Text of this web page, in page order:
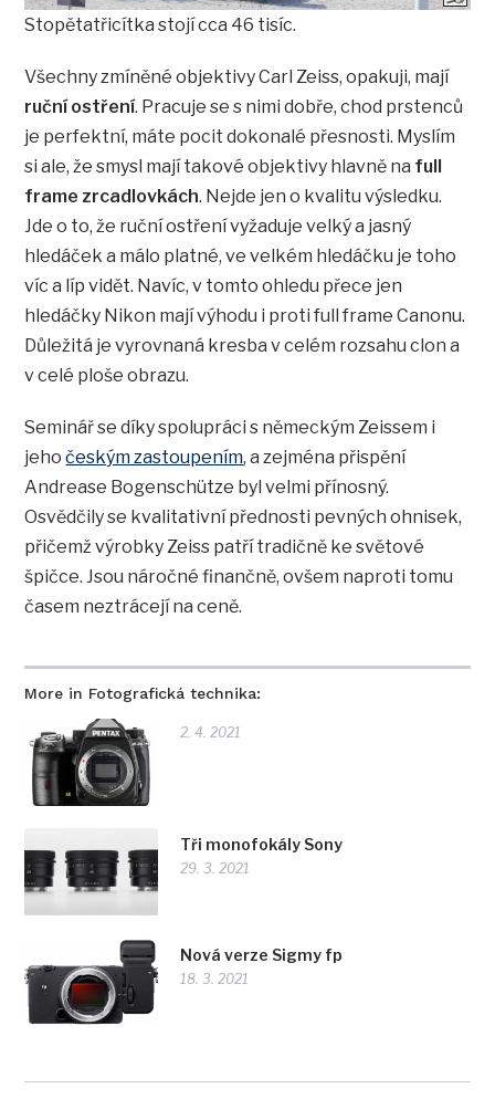
More in Fotografická technika:
2. 4. 2021
Tři monofokály Sony
29. 3. 2021
Nová verze Sigmy fp
18. 3. 2021
Stopětatřicítka stojí cca 46 tisíc.
Všechny zmíněné objektivy Carl Zeiss, opakuji, mají
ruční ostření. Pracuje se s nimi dobře, chod prstenců
je perfektní, máte pocit dokonalé přesnosti. Myslím
si ale, že smysl mají takové objektivy hlavně na full
frame zrcadlovkách. Nejde jen o kvalitu výsledku.
Jde o to, že ruční ostření vyžaduje velký a jasný
hledáček a málo platné, ve velkém hledáčku je toho
víc a líp vidět. Navíc, v tomto ohledu přece jen
hledáčky Nikon mají výhodu i proti full frame Canonu.
Důležitá je vyrovnaná kresba v celém rozsahu clon a
v celé ploše obrazu.
Seminář se díky spolupráci s německým Zeissem i
jehočeským zastoupením, a zejména přispění
Andrease Bogenschütze byl velmi přínosný.
Osvědčily se kvalitativní přednosti pevných ohnisek,
přičemž výrobky Zeiss patří tradičně ke světové
špičce. Jsou náročné finančně, ovšem naproti tomu
časem neztrácejí na ceně.